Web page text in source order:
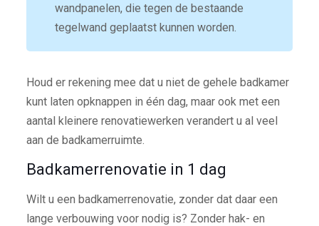
wandpanelen, die tegen de bestaande
tegelwand geplaatst kunnen worden.
Houd er rekening mee dat u niet de gehele badkamer
kunt laten opknappen in één dag, maar ook met een
aantal kleinere renovatiewerken verandert u al veel
aan de badkamerruimte.
Badkamerrenovatie in 1 dag
Wilt u een badkamerrenovatie, zonder dat daar een
lange verbouwing voor nodig is? Zonder hak- en